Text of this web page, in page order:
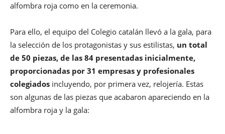
alfombra roja como en la ceremonia.
Para ello, el equipo del Colegio catalán llevó a la gala, para
la selección de los protagonistas y sus estilistas, un total
de 50 piezas, de las 84 presentadas inicialmente,
proporcionadas por 31 empresas y profesionales
colegiados incluyendo, por primera vez, relojería. Estas
son algunas de las piezas que acabaron apareciendo en la
alfombra roja y la gala: